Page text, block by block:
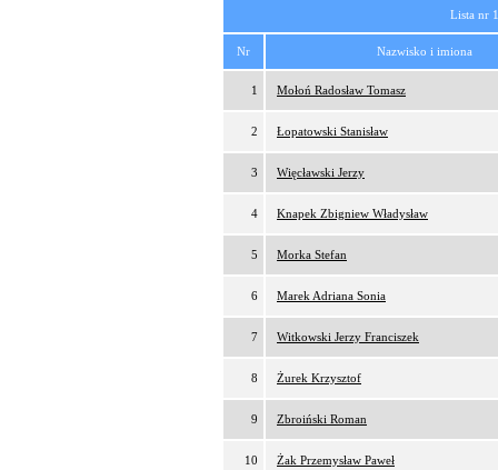
Lista nr
Nr Nazwisko i imiona
1 Mołoń Radosław Tomasz
2 Łopatowski Stanisław
3 Więcławski Jerzy
4 Knapek Zbigniew Władysław
5 Morka Stefan
6 Marek Adriana Sonia
7 Witkowski Jerzy Franciszek
8 Żurek Krzysztof
9 Zbroiński Roman
10 Żak Przemysław Paweł